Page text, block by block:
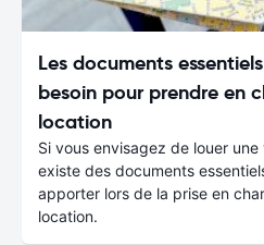
Les documents
besoin pour prendre en
location
Si vous envisagez de louer
existe des documents
apporter lors de la prise en
location.